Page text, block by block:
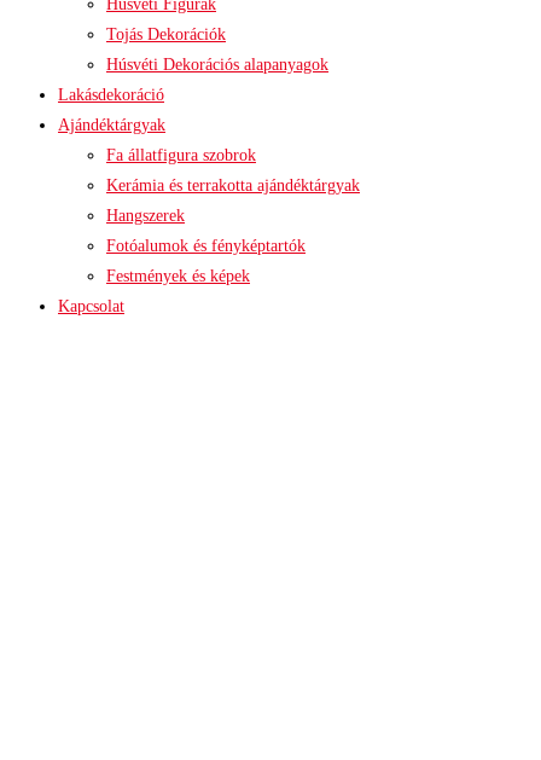
Húsvéti Figurák
Tojás Dekorációk
Húsvéti Dekorációs alapanyagok
Lakásdekoráció
Ajándéktárgyak
Fa állatfigura szobrok
Kerámia és terrakotta ajándéktárgyak
Hangszerek
Fotóalumok és fényképtartók
Festmények és képek
Kapcsolat